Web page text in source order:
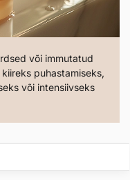
või immutatud
puhastamiseks,
või intensiivseks